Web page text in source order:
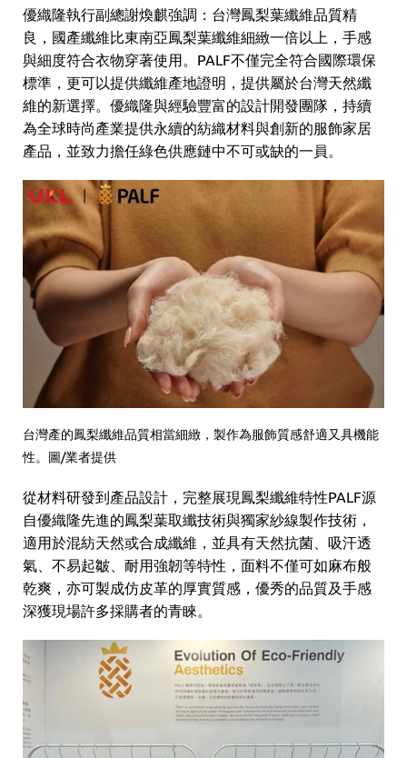
優織隆執行副總謝煥麒強調：台灣鳳梨葉纖維品質精
良，國產纖維比東南亞鳳梨葉纖維細緻一倍以上，手感
與細度符合衣物穿著使用。PALF不僅完全符合國際環保
標準，更可以提供纖維產地證明，提供屬於台灣天然纖
維的新選擇。優織隆與經驗豐富的設計開發團隊，持續
為全球時尚產業提供永續的紡織材料與創新的服飾家居
產品，並致力擔任綠色供應鏈中不可或缺的一員。
台灣產的鳳梨纖維品質相當細緻，製作為服飾質感舒適又具機能
性。圖/業者提供
從材料研發到產品設計，完整展現鳳梨纖維特性PALF源
自優織隆先進的鳳梨葉取纖技術與獨家紗線製作技術，
適用於混紡天然或合成纖維，並具有天然抗菌、吸汗透
氣、不易起皺、耐用強韌等特性，面料不僅可如麻布般
乾爽，亦可製成仿皮革的厚實質感，優秀的品質及手感
深獲現場許多採購者的青睞。